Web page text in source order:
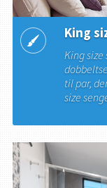
King
King
til par,
size